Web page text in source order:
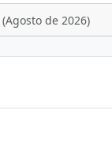
(Agosto de 2026)